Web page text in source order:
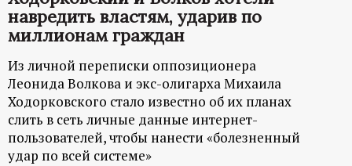
навредить властям, ударив по
миллионам граждан
Из личной переписки оппозиционера
Леонида Волкова и экс-олигарха Михаила
Ходорковского стало известно об их планах
слить в сеть личные данные интернет-
пользователей, чтобы нанести «болезненный
удар по всей системе»